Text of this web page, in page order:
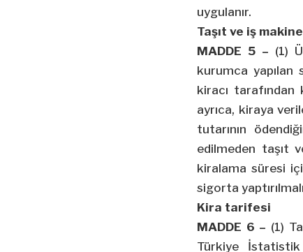
uygulanır.
Taşıt ve iş
MADDE 5 – (1)
kurumca yapılan
kiracı
ayrıca, kiraya
tutarının
edilmeden taşıt
kiralama süresi
sigorta
Kira tarifesi
MADDE 6 – (1)
Türkiye İstatistik